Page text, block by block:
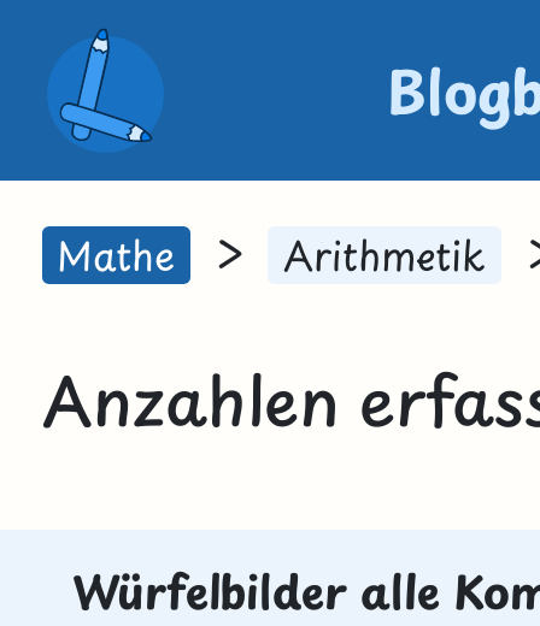
Mathe > Arithmetik
Anzahlen
Würfelbilder alle